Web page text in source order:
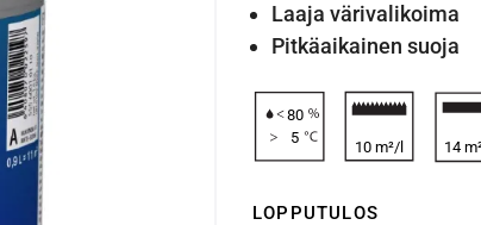
Laaja värivalikoima
Pitkäaikainen suoja
80
5
10 m²/l 14
LOPPUTULOS